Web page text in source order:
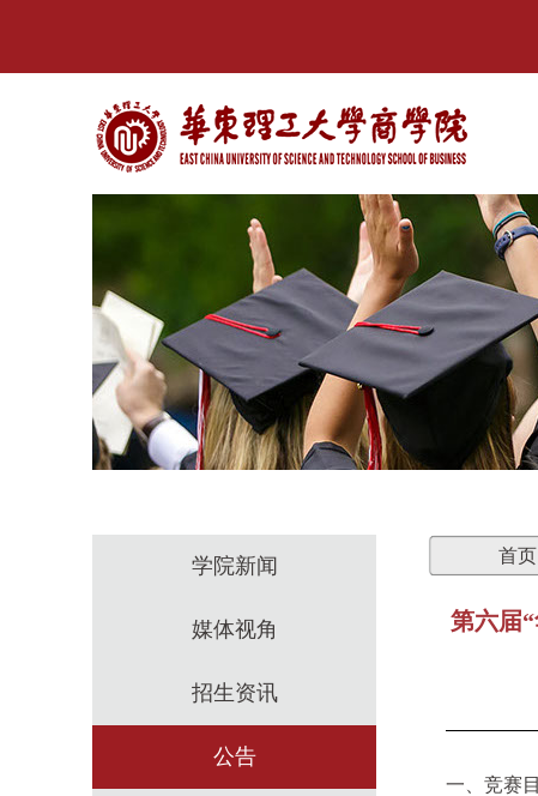
学院新闻
媒体视角
招生资讯
公告
首页
第六届
一、竞赛